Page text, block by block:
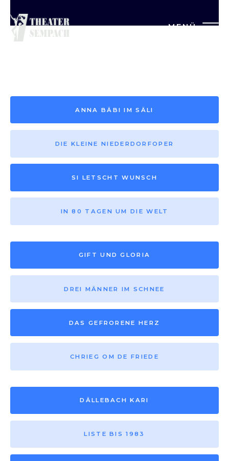
MENÜ
Saison vor 2013
ANNA BÄBI IM SÄLI
DIE KLEINE NIEDERDORFOPER
SI LETSCHT WUNSCH
IN 80 TAGEN UM DIE WELT
GIFT UND GLORIA
DREI MÄNNER IM SCHNEE
DAS GEFRORENE HERZ
CHRIEG OM DE FRIEDE
DÄLLEBACH KARI
LISTE BIS 1983